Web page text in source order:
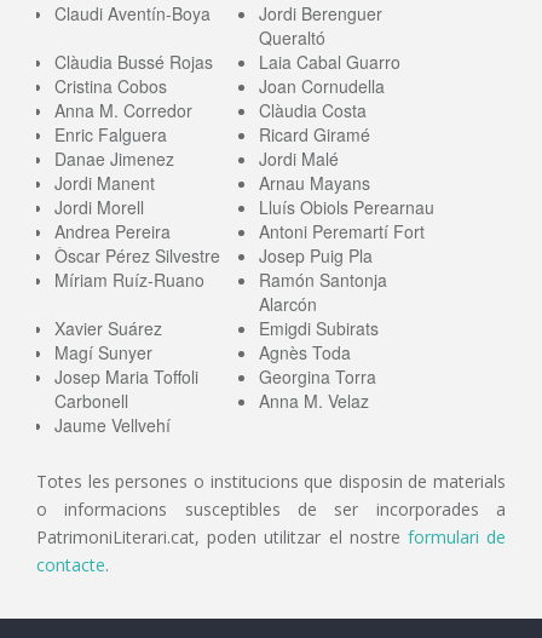
Claudi Aventín-Boya
Jordi Berenguer
Queraltó
Clàudia Bussé Rojas
Laia Cabal Guarro
Cristina Cobos
Joan Cornudella
Anna M. Corredor
Clàudia Costa
Enric Falguera
Ricard Giramé
Danae Jimenez
Jordi Malé
Jordi Manent
Arnau Mayans
Jordi Morell
Lluís Obiols Perearnau
Andrea Pereira
Antoni Peremartí Fort
Òscar Pérez Silvestre
Josep Puig Pla
Míriam Ruíz-Ruano
Ramón Santonja
Alarcón
Xavier Suárez
Emigdi Subirats
Magí Sunyer
Agnès Toda
Josep Maria Toffoli
Carbonell
Georgina Torra
Anna M. Velaz
Jaume Vellvehí
Totes les persones o institucions que disposin de materials
o informacions susceptibles de ser incorporades a
PatrimoniLiterari.cat, poden utilitzar el nostre formulari de
contacte.